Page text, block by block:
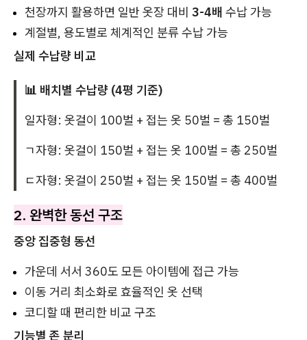
천장까지 활용하면 일반 옷장 대비 3-4배 수납 가능
계절별, 용도별로 체계적인 분류 수납 가능
실제 수납량 비교
📊 배치별 수납량 (4평 기준)
일자형: 옷걸이 100벌 + 접는 옷 50벌 = 총 150벌
ㄱ자형: 옷걸이 150벌 + 접는 옷 100벌 = 총 250벌
ㄷ자형: 옷걸이 250벌 + 접는 옷 150벌 = 총 400벌
2. 완벽한 동선 구조
중앙 집중형 동선
가운데 서서 360도 모든 아이템에 접근 가능
이동 거리 최소화로 효율적인 옷 선택
코디할 때 편리한 비교 구조
기능별 존 분리